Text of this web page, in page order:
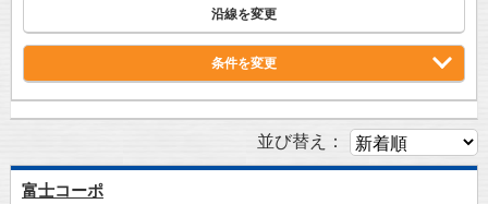
沿線を変更
条件を変更
並び替え：
富士コーポ